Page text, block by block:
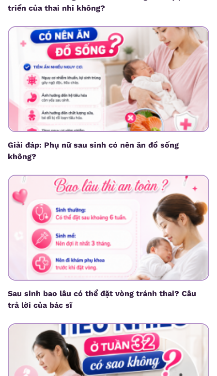
triển của thai nhi không?
Giải đáp: Phụ nữ sau sinh có nên ăn đồ sống
không?
Sau sinh bao lâu có thể đặt vòng tránh thai? Câu
trả lời của bác sĩ